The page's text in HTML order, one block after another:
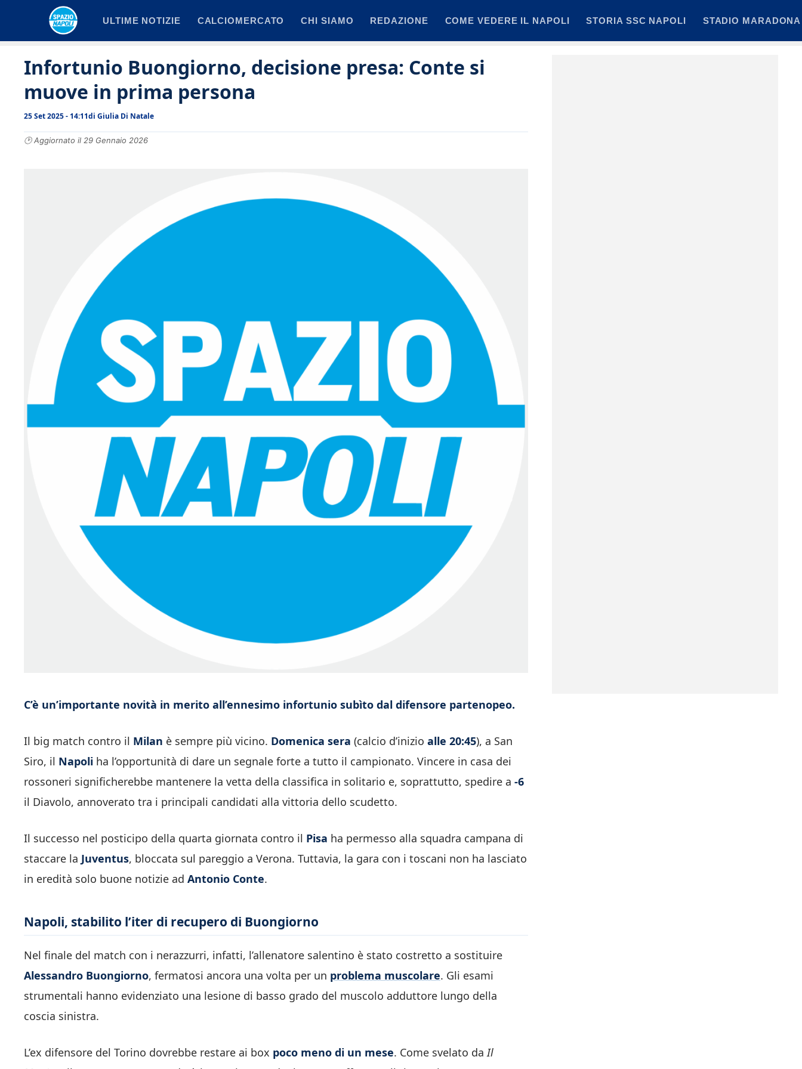
ULTIME NOTIZIE CALCIOMERCATO CHI SIAMO REDAZIONE COME VEDERE IL NAPOLI STORIA SSC NAPOLI STADIO MARADONA
Infortunio Buongiorno, decisione presa: Conte si
muove in prima persona
25 Set 2025 - 14:11di Giulia Di Natale
🕑 Aggiornato il 29 Gennaio 2026
C’è un’importante novità in merito all’ennesimo infortunio subìto dal difensore partenopeo.
Il big match contro il Milan è sempre più vicino. Domenica sera (calcio d’inizio alle 20:45), a San
Siro, il Napoli ha l’opportunità di dare un segnale forte a tutto il campionato. Vincere in casa dei
rossoneri significherebbe mantenere la vetta della classifica in solitario e, soprattutto, spedire a -6
il Diavolo, annoverato tra i principali candidati alla vittoria dello scudetto.
Il successo nel posticipo della quarta giornata contro il Pisa ha permesso alla squadra campana di
staccare la Juventus, bloccata sul pareggio a Verona. Tuttavia, la gara con i toscani non ha lasciato
in eredità solo buone notizie ad Antonio Conte.
Napoli, stabilito l’iter di recupero di Buongiorno
Nel finale del match con i nerazzurri, infatti, l’allenatore salentino è stato costretto a sostituire
Alessandro Buongiorno, fermatosi ancora una volta per un problema muscolare. Gli esami
strumentali hanno evidenziato una lesione di basso grado del muscolo adduttore lungo della
coscia sinistra.
L’ex difensore del Torino dovrebbe restare ai box poco meno di un mese. Come svelato da Il